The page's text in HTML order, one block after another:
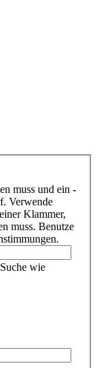
muss und ein -
Verwende
Klammer,
muss. Benutze
wie